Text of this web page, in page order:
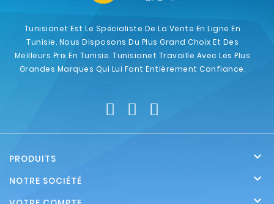
Tunisianet Est Le Spécialiste De La Vente En Ligne En
Tunisie. Nous Disposons Du Plus Grand Choix Et Des
Meilleurs Prix En Tunisie. Tunisianet Travaille Avec Les Plus
Grandes Marques Qui Lui Font Entièrement Confiance.
PRODUITS 
NOTRE SOCIÉTÉ 
